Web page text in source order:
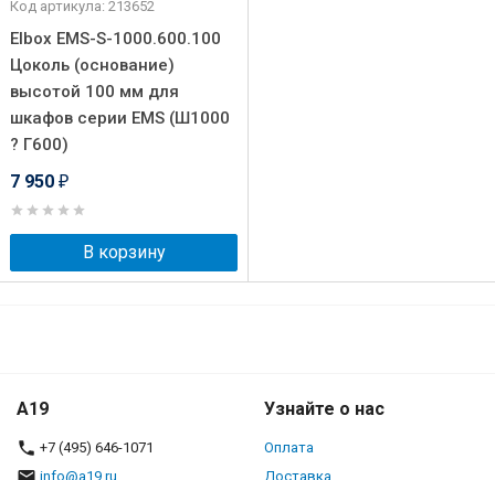
Код артикула: 213652
Elbox EMS-S-1000.600.100
Цоколь (основание)
высотой 100 мм для
шкафов серии EMS (Ш1000
? Г600)
7 950 ₽
В корзину
A19
+7 (495) 646-1071
info@a19.ru
Узнайте о нас
Оплата
Доставка